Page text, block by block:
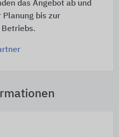
das Angebot ab und
Planung bis zur